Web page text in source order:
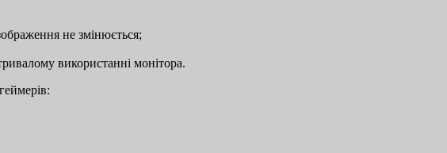
не змінюється;
використанні монітора.